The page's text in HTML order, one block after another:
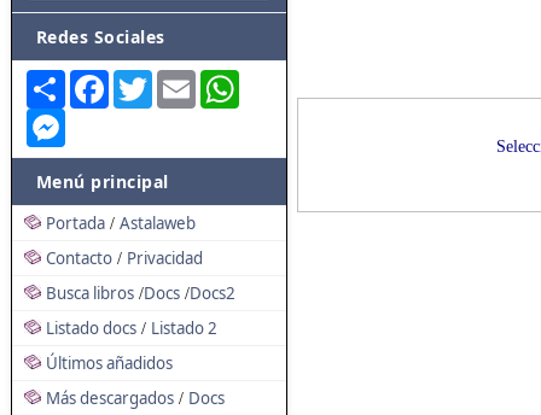
Redes Sociales
Share FacebookTwitterEmail
Menú principal
Portada / Astalaweb
Contacto / Privacidad
Busca libros /Docs /Docs2
Listado docs / Listado 2
Últimos añadidos
Más descargados / Docs